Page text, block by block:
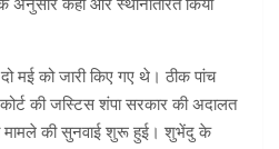
अनुसार कहीं और स्थानांतरित किया
मई को जारी किए गए थे। ठीक पांच
की जस्टिस शंपा सरकार की अदालत
मामले की सुनवाई शुरू हुई। शुभेंदु के